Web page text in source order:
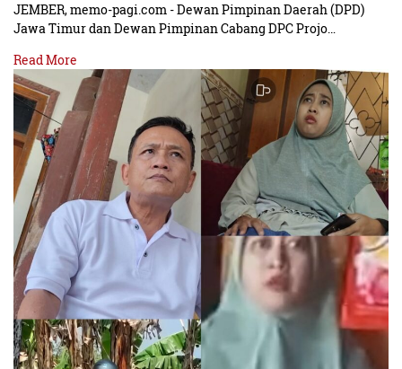
JEMBER, memo-pagi.com - Dewan Pimpinan Daerah (DPD)
Jawa Timur dan Dewan Pimpinan Cabang DPC Projo…
Read More